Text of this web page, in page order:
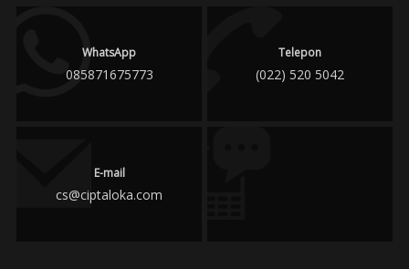
WhatsApp
085871675773
Telepon
(022) 520 5042
E-mail
cs@ciptaloka.com